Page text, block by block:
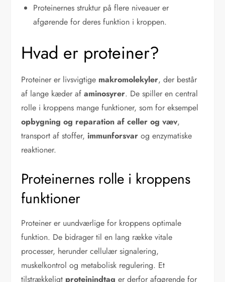
Proteinernes struktur på flere niveauer er
afgørende for deres funktion i kroppen.
Hvad er proteiner?
Proteiner er livsvigtige makromolekyler, der består
af lange kæder afaminosyrer. De spiller en central
rolle i kroppens mange funktioner, som for eksempel
opbygning og reparation af celler og væv,
transport af stoffer, immunforsvar og enzymatiske
reaktioner.
Proteinernes rolle i kroppens
funktioner
Proteiner er uundværlige for kroppens optimale
funktion. De bidrager til en lang række vitale
processer, herunder cellulær signalering,
muskelkontrol og metabolisk regulering. Et
tilstrækkeligt proteinindtag er derfor afgørende for